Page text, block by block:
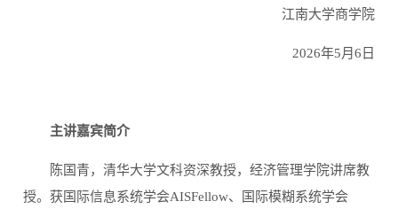
江南大学商学院
2026年5月 6 日
主讲嘉宾简介
陈国青，清华大学文科资深教授，经济管理学院讲席教
授。获国际信息系统学会AISFellow、国际模糊系统学会